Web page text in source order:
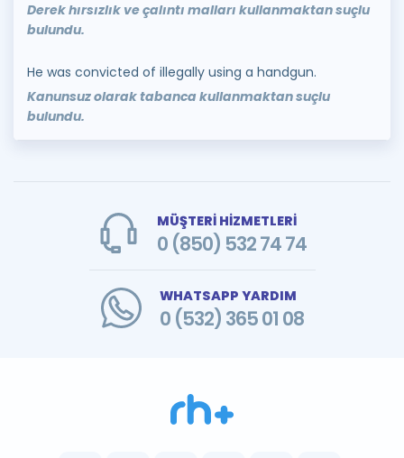
Derek hırsızlık ve çalıntı malları kullanmaktan suçlu
bulundu.
He was convicted of illegally using a handgun.
Kanunsuz olarak tabanca kullanmaktan suçlu
bulundu.
MÜŞTERİ HİZMETLERİ
0 (850) 532 74 74
WHATSAPP YARDIM
0 (532) 365 01 08